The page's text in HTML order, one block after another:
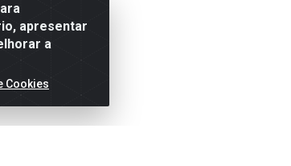
apresentar
a
Cookies